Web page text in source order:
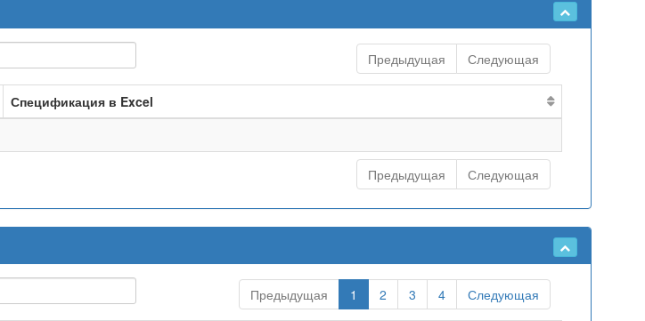
Предыдущая Следующая
Спецификация в Excel
Предыдущая Следующая
Предыдущая 1 2 3 4 Следующая